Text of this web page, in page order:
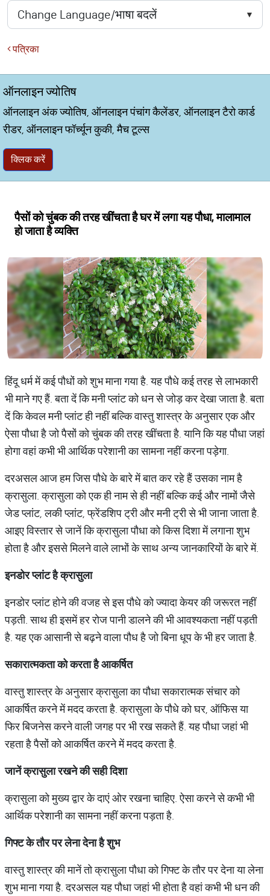
पत्रिका
ऑनलाइन ज्योतिष
ऑनलाइन अंक ज्योतिष, ऑनलाइन पंचांग कैलेंडर, ऑनलाइन टैरो कार्ड
रीडर, ऑनलाइन फॉर्च्यून कुकी, मैच टूल्स
क्लिक करें
पैसों को चुंबक की तरह खींचता है घर में लगा यह पौधा, मालामाल
हो जाता है व्यक्ति
हिंदू धर्म में कई पौधों को शुभ माना गया है. यह पौधे कई तरह से लाभकारी
भी माने गए हैं. बता दें कि मनी प्लांट को धन से जोड़ कर देखा जाता है. बता
दें कि केवल मनी प्लांट ही नहीं बल्कि वास्तु शास्त्र के अनुसार एक और
ऐसा पौधा है जो पैसों को चुंबक की तरह खींचता है. यानि कि यह पौधा जहां
होगा वहां कभी भी आर्थिक परेशानी का सामना नहीं करना पड़ेगा.
दरअसल आज हम जिस पौधे के बारे में बात कर रहे हैं उसका नाम है
क्रासुला. क्रासुला को एक ही नाम से ही नहीं बल्कि कई और नामों जैसे
जेड प्लांट, लकी प्लांट, फ्रेंडशिप ट्री और मनी ट्री से भी जाना जाता है.
आइए विस्तार से जानें कि क्रासुला पौधा को किस दिशा में लगाना शुभ
होता है और इससे मिलने वाले लाभों के साथ अन्य जानकारियों के बारे में.
इनडोरप्लांटहैक्रासुला
इनडोर प्लांट होने की वजह से इस पौधे को ज्यादा केयर की जरूरत नहीं
पड़ती. साथ ही इसमें हर रोज पानी डालने की भी आवश्यकता नहीं पड़ती
है. यह एक आसानी से बढ़ने वाला पौध है जो बिना धूप के भी हर जाता है.
सकारात्मकताकोकरताहैआकर्षित
वास्तु शास्त्र के अनुसार क्रासुला का पौधा सकारात्मक संचार को
आकर्षित करने में मदद करता है. क्रासुला के पौधे को घर, ऑफिस या
फिर बिजनेस करने वाली जगह पर भी रख सकते हैं. यह पौधा जहां भी
रहता है पैसों को आकर्षित करने में मदद करता है.
जानेंक्रासुलारखनेकीसहीदिशा
क्रासुला को मुख्य द्वार के दाएं ओर रखना चाहिए. ऐसा करने से कभी भी
आर्थिक परेशानी का सामना नहीं करना पड़ता है.
गिफ्टकेतौरपरलेनादेनाहैशुभ
वास्तु शास्त्र की मानें तो क्रासुला पौधा को गिफ्ट के तौर पर देना या लेना
शुभ माना गया है. दरअसल यह पौधा जहां भी होता है वहां कभी भी धन की